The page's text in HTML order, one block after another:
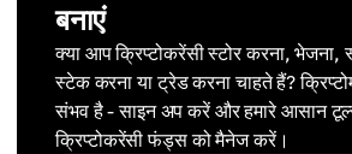
बनाएं
क्या आप क्रिप्टोकरेंसी स्टोर करना, भेजना,
स्टेक करना या ट्रेड करना चाहते हैं?
संभव है - साइन अप करें और हमारे आसान
क्रिप्टोकरेंसी फंड्स को मैनेज करें।